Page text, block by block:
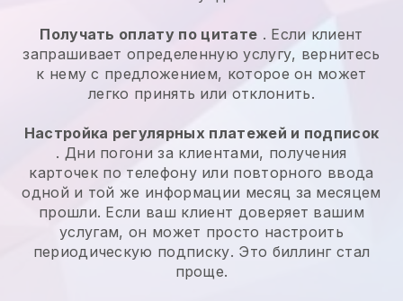
Получать оплату по цитате . Если клиент
запрашивает определенную услугу, вернитесь
к нему с предложением, которое он может
легко принять или отклонить.
Настройка регулярных платежей и подписок
. Дни погони за клиентами, получения
карточек по телефону или повторного ввода
одной и той же информации месяц за месяцем
прошли. Если ваш клиент доверяет вашим
услугам, он может просто настроить
периодическую подписку. Это биллинг стал
проще.